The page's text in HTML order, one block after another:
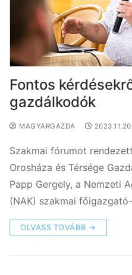
Fontos
gazdálkodók
MAGYARGAZDA
Szakmai fórumot
Orosháza és Térsége
Papp Gergely, a Nemzeti
(NAK) szakmai
OLVASS TOVÁBB →